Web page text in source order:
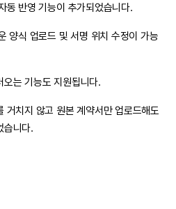
동 반영 기능이 추가되었습니다.
양식 업로드 및 서명 위치 수정이 가능
는 기능도 지원됩니다.
거치지 않고 원본 계약서만 업로드해도
습니다.